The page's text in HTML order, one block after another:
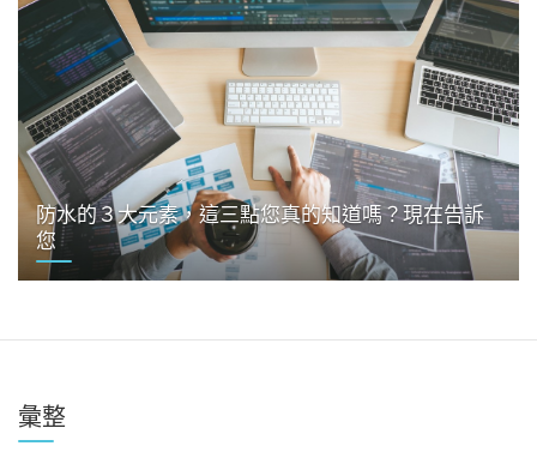
防水的３大元素，這三點您真的知道嗎？現在告訴
您
彙整